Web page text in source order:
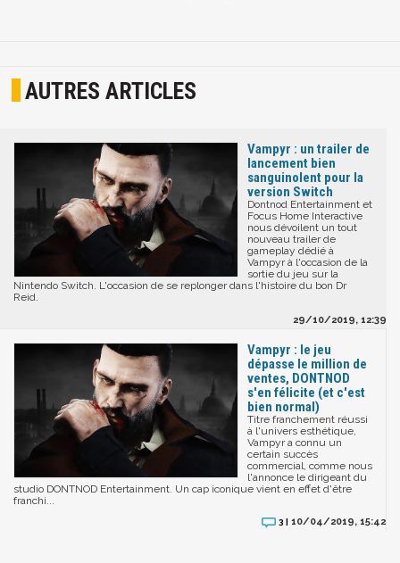
AUTRES ARTICLES
Vampyr : un trailer de
lancement bien
sanguinolent pour la
version Switch
Dontnod Entertainment et
Focus Home Interactive
nous dévoilent un tout
nouveau trailer de
gameplay dédié à
Vampyr à l'occasion de la
sortie du jeu sur la
Nintendo Switch. L'occasion de se replonger dans l'histoire du bon Dr
Reid.
29/10/2019, 12:39
Vampyr : le jeu
dépasse le million de
ventes, DONTNOD
s'en félicite (et c'est
bien normal)
Titre franchement réussi
à l'univers esthétique,
Vampyr a connu un
certain succès
commercial, comme nous
l'annonce le dirigeant du
studio DONTNOD Entertainment. Un cap iconique vient en effet d'être
franchi...
3 | 10/04/2019, 15:42